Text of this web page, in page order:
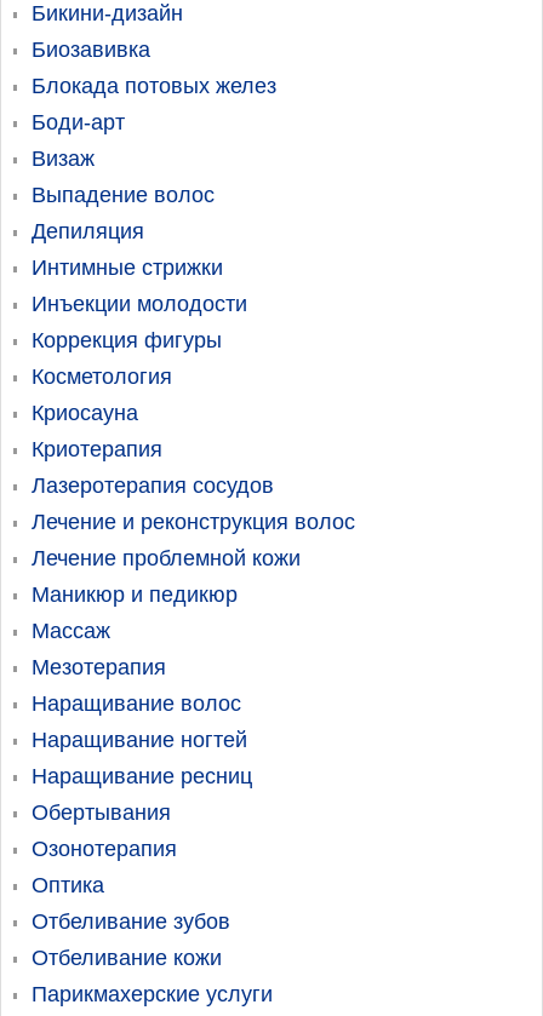
Бикини-дизайн
Биозавивка
Блокада потовых желез
Боди-арт
Визаж
Выпадение волос
Депиляция
Интимные стрижки
Инъекции молодости
Коррекция фигуры
Косметология
Криосауна
Криотерапия
Лазеротерапия сосудов
Лечение и реконструкция волос
Лечение проблемной кожи
Маникюр и педикюр
Массаж
Мезотерапия
Наращивание волос
Наращивание ногтей
Наращивание ресниц
Обертывания
Озонотерапия
Оптика
Отбеливание зубов
Отбеливание кожи
Парикмахерские услуги